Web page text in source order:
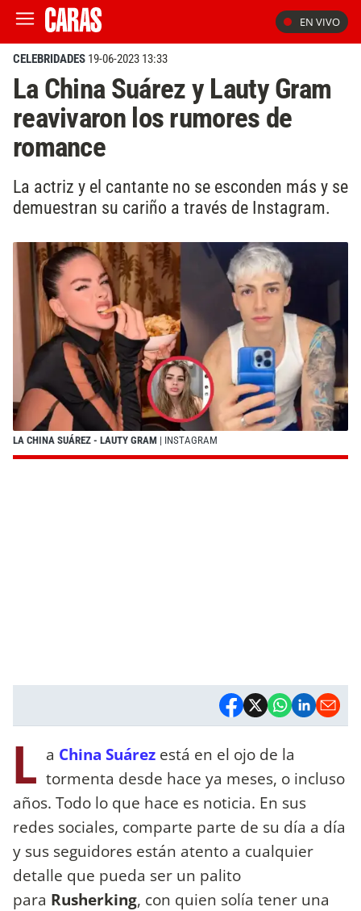
EN VIVO
CELEBRIDADES 19-06-2023 13:33
La China Suárez y Lauty Gram
reavivaron los rumores de
romance
La actriz y el cantante no se esconden más y se
demuestran su cariño a través de Instagram.
LA CHINA SUÁREZ - LAUTY GRAM | INSTAGRAM
L a China Suárez está en el ojo de la
tormenta desde hace ya meses, o incluso
años. Todo lo que hace es noticia. En sus
redes sociales, comparte parte de su día a día
y sus seguidores están atento a cualquier
detalle que pueda ser un palito
para Rusherking, con quien solía tener una